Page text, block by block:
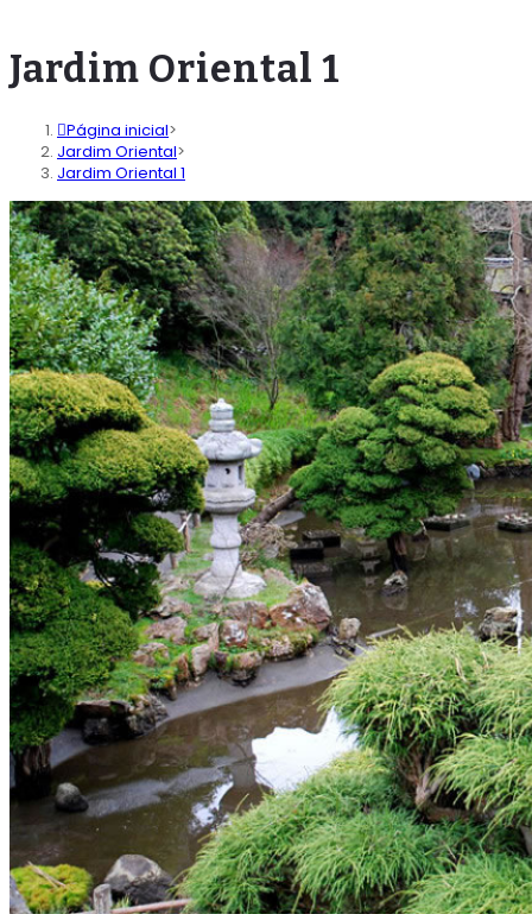
Jardim Oriental 1
Página inicial>
Jardim Oriental>
Jardim Oriental 1